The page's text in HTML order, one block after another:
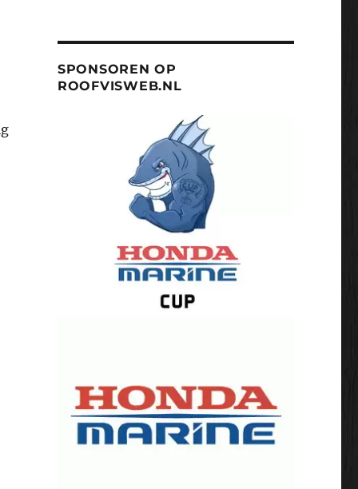
SPONSOREN OP
ROOFVISWEB.NL